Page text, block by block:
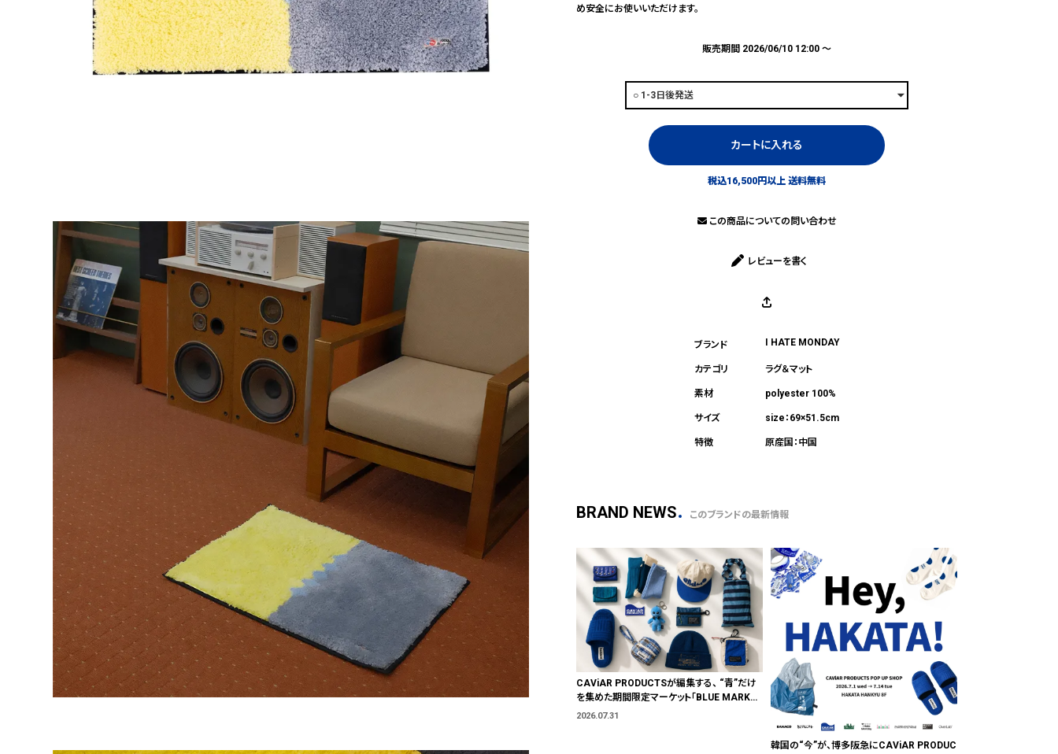
め安全にお使いいただけます。
販売期間 2026/06/10 12:00〜
カートに入れる
税込16,500円以上 送料無料
この商品についての問い合わせ
レビューを書く
I HATE MONDAY
ラグ＆マット
polyester 100%
size：69×51.5cm
原産国：中国
BRAND NEWS このブランドの最新情報
CAViAR PRODUCTSが編集する、 “青”だけ
を集めた期間限定マーケット「BLUE MARKE
T」が横浜に。ブランドではなく、"色"から出会
2026.07.31
韓国の“今”が、博多阪急にCAViAR PRODUC